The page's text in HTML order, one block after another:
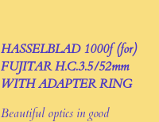
HASSELBLAD 1000f (for)
FUJITAR H.C.3.5/52mm
WITH ADAPTER RING
Beautiful optics in good